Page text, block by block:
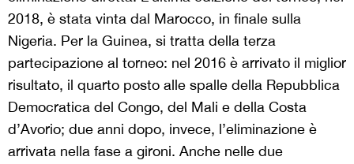
2018, è stata vinta dal Marocco, in finale sulla
Nigeria. Per la Guinea, si tratta della terza
partecipazione al torneo: nel 2016 è arrivato il miglior
risultato, il quarto posto alle spalle della Repubblica
Democratica del Congo, del Mali e della Costa
d’Avorio; due anni dopo, invece, l’eliminazione è
arrivata nella fase a gironi. Anche nelle due